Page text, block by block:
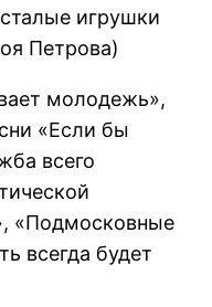
игрушки
Петрова)
молодежь»,
«Если бы
всего
«Подмосковные
всегда будет